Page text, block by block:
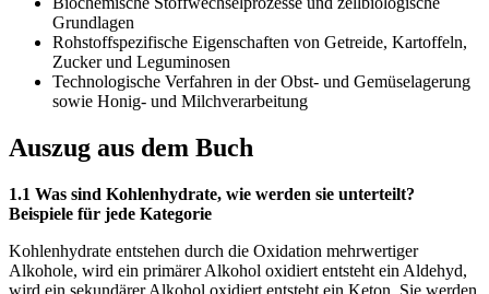
Grundlagen
Rohstoffspezifische Eigenschaften von Getreide, Kartoffeln,
Zucker und Leguminosen
Technologische Verfahren in der Obst- und Gemüselagerung
sowie Honig- und Milchverarbeitung
Auszug aus dem Buch
1.1 Was sind Kohlenhydrate, wie werden sie unterteilt?
Beispiele für jede Kategorie
Kohlenhydrate entstehen durch die Oxidation mehrwertiger
Alkohole, wird ein primärer Alkohol oxidiert entsteht ein Aldehyd,